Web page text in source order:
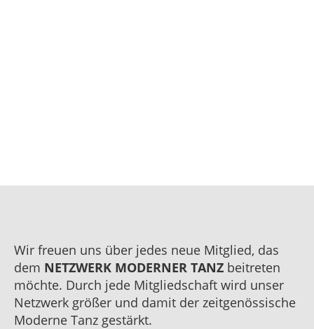
Wir freuen uns über jedes neue Mitglied, das
dem NETZWERK MODERNER TANZ beitreten
möchte. Durch jede Mitgliedschaft wird unser
Netzwerk größer und damit der zeitgenössische
Moderne Tanz gestärkt.